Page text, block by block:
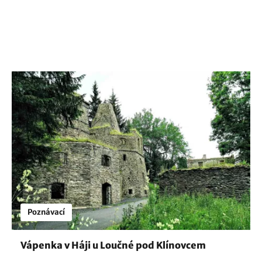
Poznávací
Vápenka v Háji u Loučné pod Klínovcem